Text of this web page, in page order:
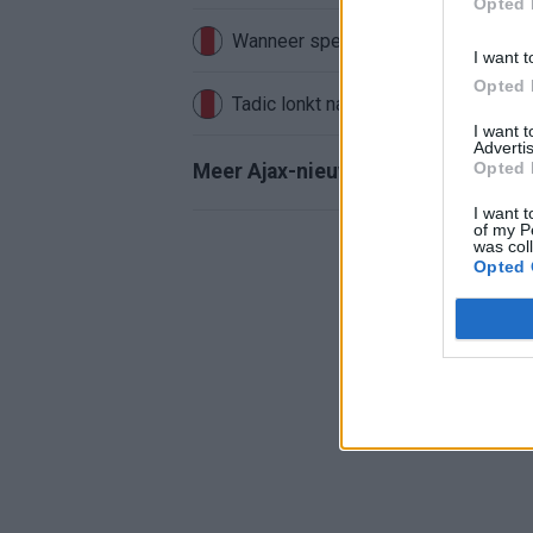
I want
Opted
I want
Opted
I want
of my
was
Opted
Wanneer speelt Ajax in de
Tadic lonkt naar verrassende
Meer Ajax-nieuws